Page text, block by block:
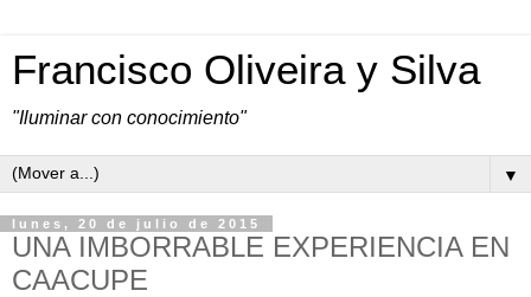
Francisco Oliveira y Silva
"Iluminar con conocimiento"
▼
lunes, 20 de julio de 2015
UNA IMBORRABLE EXPERIENCIA EN
CAACUPE